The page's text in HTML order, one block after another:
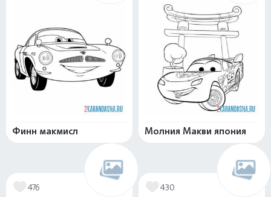
Финн макмисл Молния Макви япония
476 430